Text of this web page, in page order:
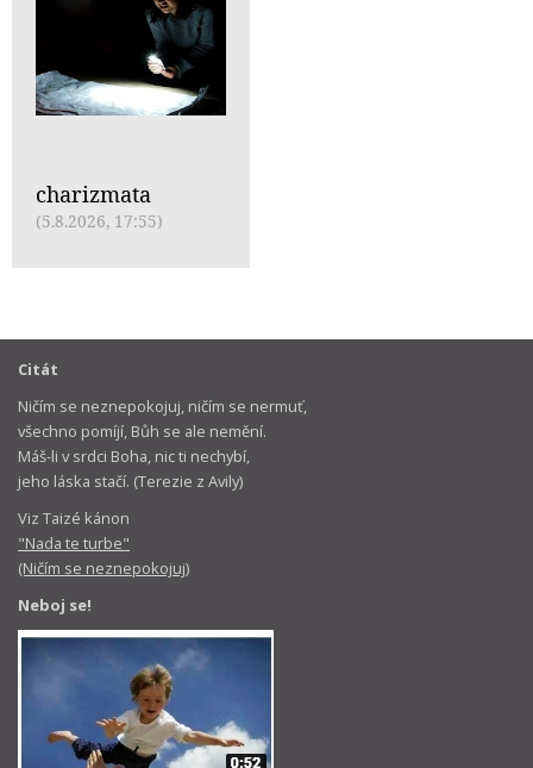
charizmata
(5.8.2026, 17:55)
Citát
Ničím se neznepokojuj, ničím se nermuť,
všechno pomíjí, Bůh se ale nemění.
Máš-li v srdci Boha, nic ti nechybí,
jeho láska stačí. (Terezie z Avily)
Viz Taizé kánon
"Nada te turbe"
(Ničím se neznepokojuj)
Neboj se!